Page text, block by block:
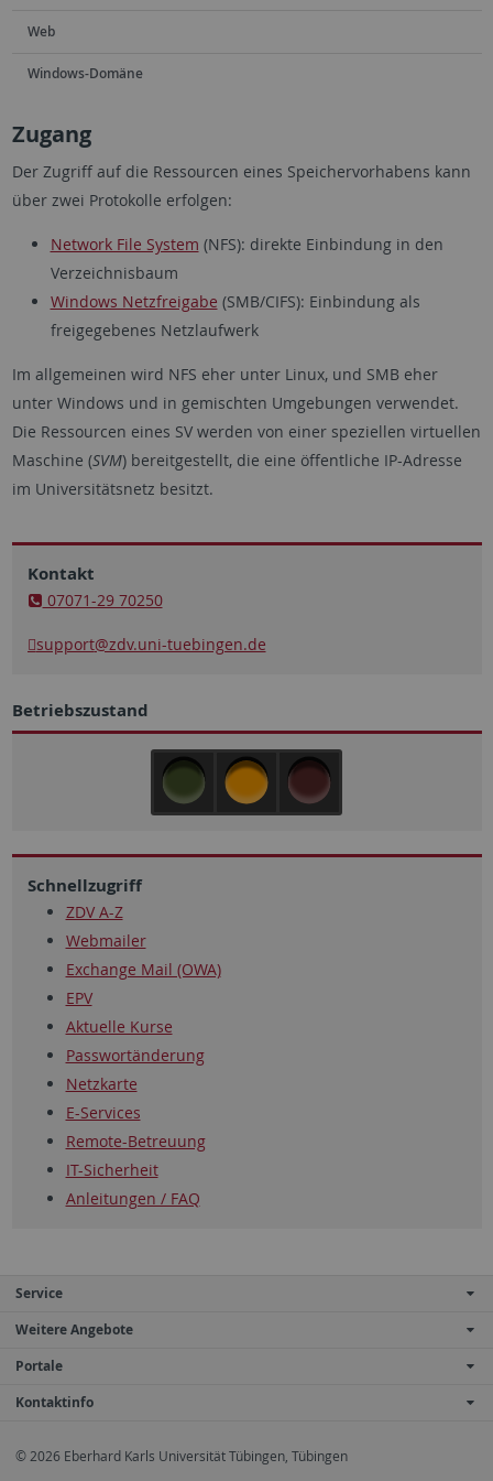
Web
Windows-Domäne
Zugang
Der Zugriff auf die Ressourcen eines Speichervorhabens kann
über zwei Protokolle erfolgen:
Network File System (NFS): direkte Einbindung in den
Verzeichnisbaum
Windows Netzfreigabe (SMB/CIFS): Einbindung als
freigegebenes Netzlaufwerk
Im allgemeinen wird NFS eher unter Linux, und SMB eher
unter Windows und in gemischten Umgebungen verwendet.
Die Ressourcen eines SV werden von einer speziellen virtuellen
Maschine (SVM) bereitgestellt, die eine öffentliche IP-Adresse
im Universitätsnetz besitzt.
Kontakt
07071-29 70250
support@zdv.uni-tuebingen.de
Betriebszustand
Schnellzugriff
ZDV A-Z
Webmailer
Exchange Mail (OWA)
EPV
Aktuelle Kurse
Passwortänderung
Netzkarte
E-Services
Remote-Betreuung
IT-Sicherheit
Anleitungen / FAQ
Service
Weitere Angebote
Portale
Kontaktinfo
© 2026 Eberhard Karls Universität Tübingen, Tübingen